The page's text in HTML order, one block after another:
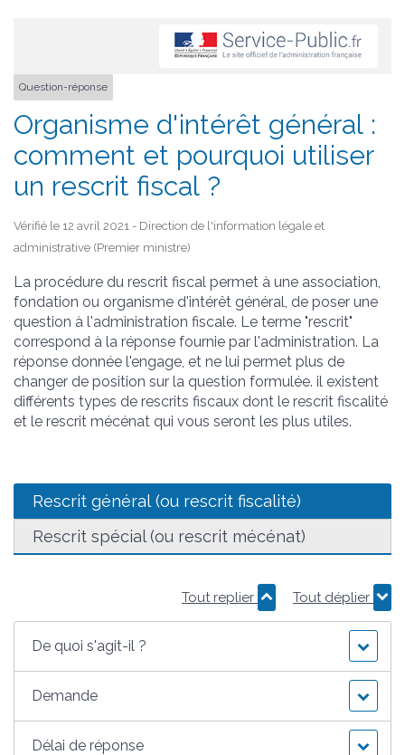
Question-réponse
Organisme d'intérêt général :
comment et pourquoi utiliser
un rescrit fiscal ?
Vérifié le 12 avril 2021 - Direction de l'information légale et
administrative (Premier ministre)
La procédure du rescrit fiscal permet à une association,
fondation ou organisme d'intérêt général, de poser une
question à l'administration fiscale. Le terme "rescrit"
correspond à la réponse fournie par l'administration. La
réponse donnée l'engage, et ne lui permet plus de
changer de position sur la question formulée. il existent
différents types de rescrits fiscaux dont le rescrit fiscalité
et le rescrit mécénat qui vous seront les plus utiles.
Rescrit général (ou rescrit fiscalité)
Rescrit spécial (ou rescrit mécénat)
Tout replier Tout déplier
De quoi s'agit-il ?
Demande
Délai de réponse